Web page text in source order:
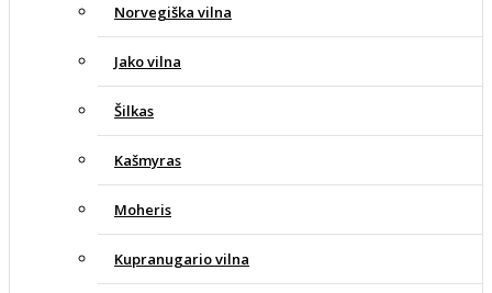
Norvegiška vilna
Jako vilna
Šilkas
Kašmyras
Moheris
Kupranugario vilna